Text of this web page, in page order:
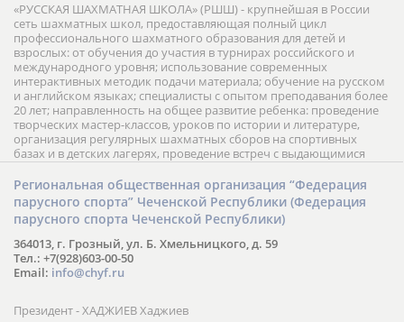
«РУССКАЯ ШАХМАТНАЯ ШКОЛА» (РШШ) - крупнейшая в России
сеть шахматных школ, предоставляющая полный цикл
профессионального шахматного образования для детей и
взрослых: от обучения до участия в турнирах российского и
международного уровня; использование современных
интерактивных методик подачи материала; обучение на русском
и английском языках; специалисты с опытом преподавания более
20 лет; направленность на общее развитие ребенка: проведение
творческих мастер-классов, уроков по истории и литературе,
организация регулярных шахматных сборов на спортивных
базах и в детских лагерях, проведение встреч с выдающимися
шахматистами; корпоративное обучение; онлайн обучение в
форме вебинаров и индивидуальных занятий, круглые столы
российских и международных тренеров, организация фестивалей;
онлайн трансляция мероприятий и турниров.
Региональная общественная организация “Федерация
парусного спорта” Чеченской Республики (Федерация
парусного спорта Чеченской Республики)
364013, г. Грозный, ул. Б. Хмельницкого, д. 59
Тел.: +7(928)603-00-50
Email: info@chyf.ru
Президент - ХАДЖИЕВ Хаджиев